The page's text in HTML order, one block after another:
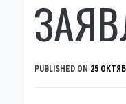
PUBLISHED ON 25